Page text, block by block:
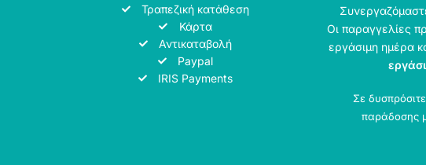
Τραπεζική κατάθεση
Κάρτα
Αντικαταβολή
Paypal
IRIS Payments
Οι παραγγελίες
εργάσιμη ημέρα
Σε
παράδοσης